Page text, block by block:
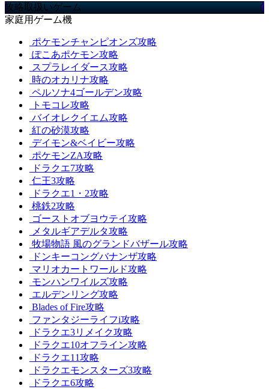
攻略取扱いゲーム
家庭用ゲーム機
ポケモンチャンピオンズ攻略
ぽこあポケモン攻略
スプラレイダース攻略
時のオカリナ攻略
ペルソナ4ゴールデン攻略
トモコレ攻略
バイオレクイエム攻略
紅の砂漠攻略
デイモン&ベイビー攻略
ポケモンZA攻略
ドラクエ7攻略
仁王3攻略
ドラクエ1・2攻略
桃鉄2攻略
ゴーストオブヨウテイ攻略
メタルギアデルタ攻略
牧場物語 風のグランドバザール攻略
ドンキーコングバナンザ攻略
マリオカートワールド攻略
モンハンワイルズ攻略
エルデンリング攻略
Blades of Fire攻略
ファンタジーライフi攻略
ドラクエ3リメイク攻略
ドラクエ10オフライン攻略
ドラクエ11攻略
ドラクエモンスターズ3攻略
ドラクエ6攻略